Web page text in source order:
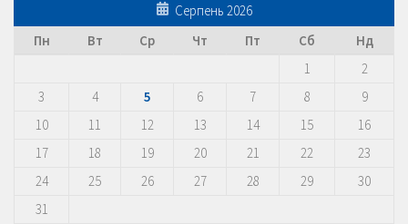
Серпень 2026
Пн
Вт Ср Чт Пт Сб
Нд
1
2
3
4 5 6 7 8
9
10
11 12 13 14 15
16
17
18 19 20 21 22
23
24
25 26 27 28 29
30
31